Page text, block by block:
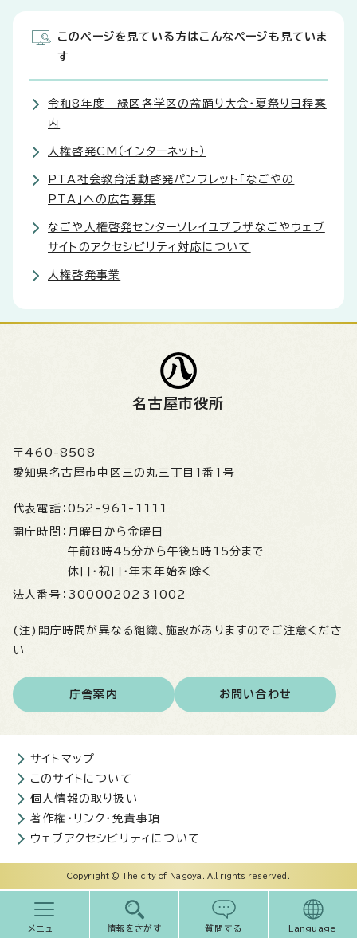
メニュー 情報をさがす 質問する Language
このページを見ている方はこんなページも見ていま
す
令和8年度 緑区各学区の盆踊り大会・夏祭り日程案
内
人権啓発CM（インターネット）
PTA社会教育活動啓発パンフレット「なごやの
PTA」への広告募集
なごや人権啓発センターソレイユプラザなごやウェブ
サイトのアクセシビリティ対応について
人権啓発事業
名古屋市役所
〒460-8508
愛知県名古屋市中区三の丸三丁目1番1号
代表電話： 052-961-1111
開庁時間： 月曜日から金曜日
午前8時45分から午後5時15分まで
休日・祝日・年末年始を除く
法人番号： 3000020231002
(注)開庁時間が異なる組織、施設がありますのでご注意くださ
い
庁舎案内 お問い合わせ
サイトマップ
このサイトについて
個人情報の取り扱い
著作権・リンク・免責事項
ウェブアクセシビリティについて
Copyright © The city of Nagoya. All rights reserved.